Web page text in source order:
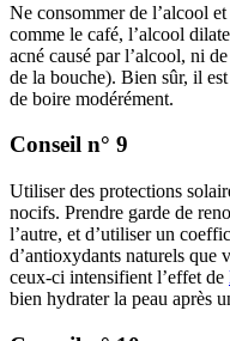
Ne consommer de l’alcool
comme le café, l’alcool
acné causé par l’alcool, ni
de la bouche). Bien sûr, il
de boire modérément.
Conseil n° 9
Utiliser des protections
nocifs. Prendre garde de
l’autre, et d’utiliser un
d’antioxydants naturels que
ceux-ci intensifient l’effet de
bien hydrater la peau après